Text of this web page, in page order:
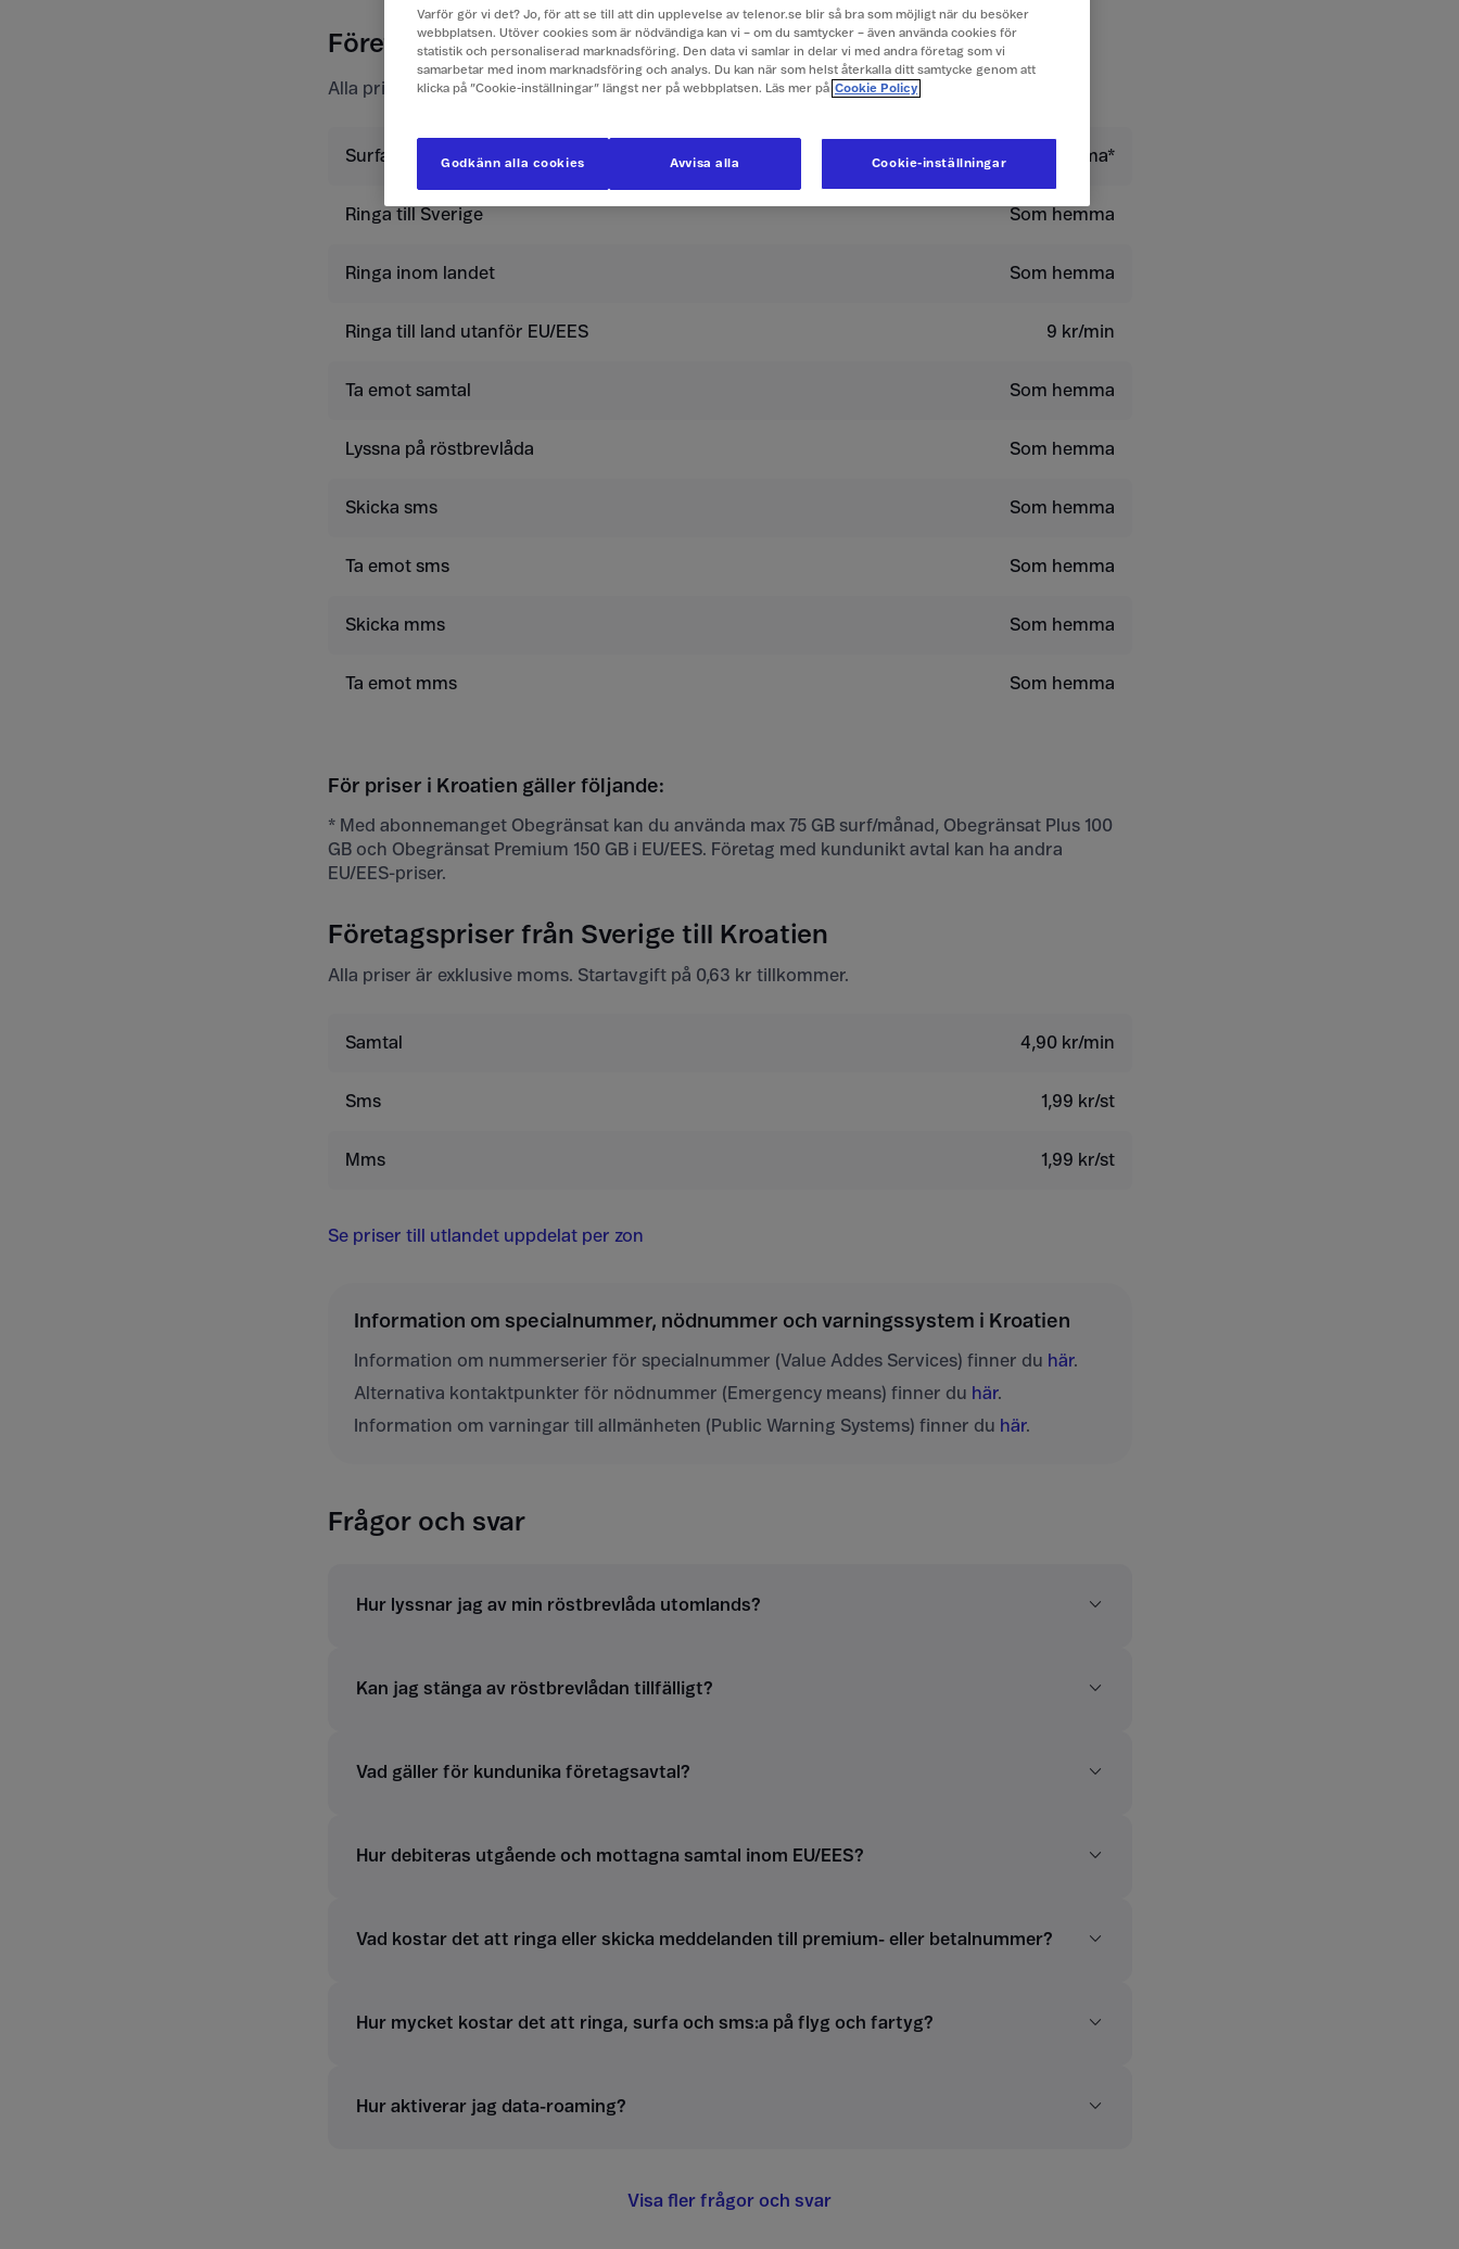
Företagspriser i Kroatien
Alla priser är exklusive moms.
Surfa Som hemma*
Ringa till Sverige Som hemma
Ringa inom landet Som hemma
Ringa till land utanför EU/EES 9 kr/min
Ta emot samtal Som hemma
Lyssna på röstbrevlåda Som hemma
Skicka sms Som hemma
Ta emot sms Som hemma
Skicka mms Som hemma
Ta emot mms Som hemma
För priser i Kroatien gäller följande:
* Med abonnemanget Obegränsat kan du använda max 75 GB surf/månad, Obegränsat Plus 100
GB och Obegränsat Premium 150 GB i EU/EES. Företag med kundunikt avtal kan ha andra
EU/EES-priser.
Företagspriser från Sverige till Kroatien
Alla priser är exklusive moms. Startavgift på 0,63 kr tillkommer.
Samtal 4,90 kr/min
Sms 1,99 kr/st
Mms 1,99 kr/st
Se priser till utlandet uppdelat per zon
Information om specialnummer, nödnummer och varningssystem i Kroatien
Information om nummerserier för specialnummer (Value Addes Services) finner du här.
Alternativa kontaktpunkter för nödnummer (Emergency means) finner du här.
Information om varningar till allmänheten (Public Warning Systems) finner du här.
Frågor och svar
Hur lyssnar jag av min röstbrevlåda utomlands?
Kan jag stänga av röstbrevlådan tillfälligt?
Vad gäller för kundunika företagsavtal?
Hur debiteras utgående och mottagna samtal inom EU/EES?
Vad kostar det att ringa eller skicka meddelanden till premium- eller betalnummer?
Hur mycket kostar det att ringa, surfa och sms:a på flyg och fartyg?
Hur aktiverar jag data-roaming?
Visa fler frågor och svar
Varför gör vi det? Jo, för att se till att din upplevelse av telenor.se blir så bra som möjligt när du besöker
webbplatsen. Utöver cookies som är nödvändiga kan vi – om du samtycker – även använda cookies för
statistik och personaliserad marknadsföring. Den data vi samlar in delar vi med andra företag som vi
samarbetar med inom marknadsföring och analys. Du kan när som helst återkalla ditt samtycke genom att
klicka på ”Cookie-inställningar” längst ner på webbplatsen. Läs mer på Cookie Policy
Cookie-inställningar
Avvisa alla
Godkänn alla cookies